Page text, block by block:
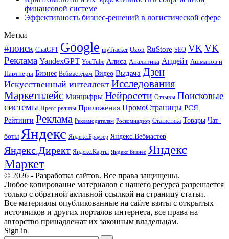
финансовой системе
Эффективность бизнес-решений в логистической сфере
Метки
#поиск ChatGPT Google myTracker Ozon RuStore SEO VK VK
Реклама YandexGPT YouTube Алиса Аналитика Апдейт Ашманов и
Партнеры Бизнес Вебмастерам Видео Выдача Дзен
Искусственный интеллект Исследования
Маркетплейс Минцифры Нейросети Отзывы Поисковые
системы Пресс-релизы Приложения ПромоСтраницы РСЯ
Рейтинги Реклама Рекламодателям Роскомнадзор Статистика Товары Чат-
боты Яндекс Яндекс.Браузер Яндекс.Вебмастер
Яндекс.Директ Яндекс.Карты Яндекс Бизнес Яндекс
Маркет
© 2026 - Разработка сайтов. Все права защищены.
Любое копирование материалов с нашего ресурса разрешается
только с обратной активной ссылкой на страницу статьи.
Все материалы опубликованные на сайте взяты с открытых
источников и других порталов интернета, все права на
авторство принадлежат их законным владельцам.
Sign in